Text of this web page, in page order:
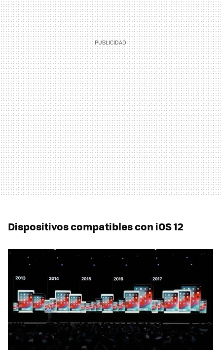
Dispositivos compatibles con iOS 12